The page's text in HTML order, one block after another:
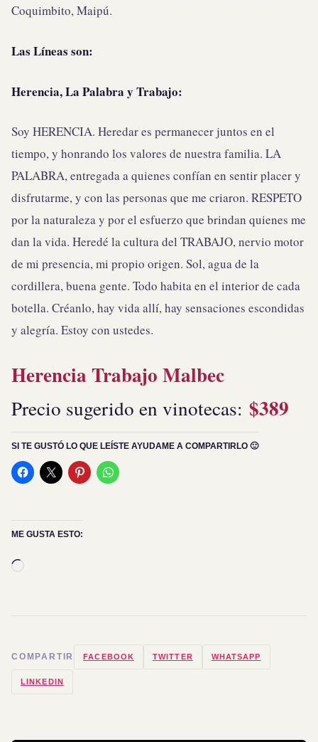
Coquimbito, Maipú.
Las Líneas son:
Herencia, La Palabra y Trabajo:
Soy HERENCIA. Heredar es permanecer juntos en el
tiempo, y honrando los valores de nuestra familia. LA
PALABRA, entregada a quienes confían en sentir placer y
disfrutarme, y con las personas que me criaron. RESPETO
por la naturaleza y por el esfuerzo que brindan quienes me
dan la vida. Heredé la cultura del TRABAJO, nervio motor
de mi presencia, mi propio origen. Sol, agua de la
cordillera, buena gente. Todo habita en el interior de cada
botella. Créanlo, hay vida allí, hay sensaciones escondidas
y alegría. Estoy con ustedes.
Herencia Trabajo Malbec
Precio sugerido en vinotecas: $389
SI TE GUSTÓ LO QUE LEÍSTE AYUDAME A COMPARTIRLO 🙂
ME GUSTA ESTO:
COMPARTIR FACEBOOK TWITTER WHATSAPP
LINKEDIN